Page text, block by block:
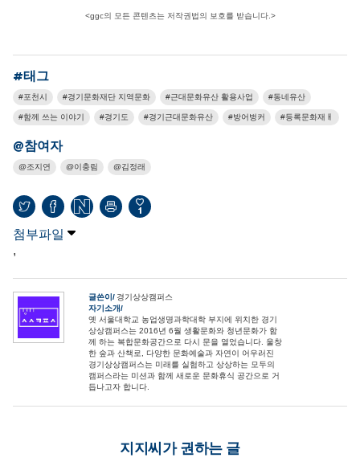
<ggc의 모든 콘텐츠는 저작권법의 보호를 받습니다.>
#태그
포천시 경기문화재단 지역문화 근대문화유산 활용사업 동네유산
함께 쓰는 이야기 경기도 경기근대문화유산 방어벙커 등록문화재ㅐ
@참여자
조지연 이충림 김정래
1
첨부파일
,
글쓴이
경기상상캠퍼스
자기소개
옛 서울대학교 농업생명과학대학 부지에 위치한 경기
상상캠퍼스는 2016년 6월 생활문화와 청년문화가 함
께 하는 복합문화공간으로 다시 문을 열었습니다. 울창
한 숲과 산책로, 다양한 문화예술과 자연이 어우러진
경기상상캠퍼스는 미래를 실험하고 상상하는 모두의
캠퍼스라는 미션과 함께 새로운 문화휴식 공간으로 거
듭나고자 합니다.
지지씨가 권하는 글